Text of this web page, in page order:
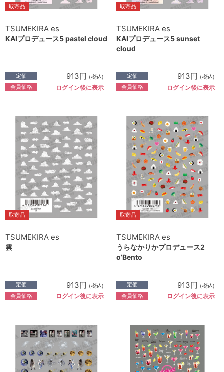
取寄品
TSUMEKIRA es
KAIプロデュース5 pastel cloud
定価 913円 (税込)
会員価格 ログイン後に表示
取寄品
TSUMEKIRA es
KAIプロデュース5 sunset
cloud
定価 913円 (税込)
会員価格 ログイン後に表示
取寄品
TSUMEKIRA es
雲
定価 913円 (税込)
会員価格 ログイン後に表示
取寄品
TSUMEKIRA es
うらなかりかプロデュース2
o’Bento
定価 913円 (税込)
会員価格 ログイン後に表示